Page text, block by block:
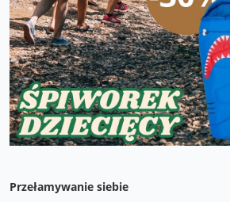
Przełamywanie siebie